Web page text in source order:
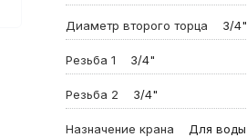
Диаметр второго торца 3/4"
Резьба 1 3/4"
Резьба 2 3/4"
Назначение крана Для воды